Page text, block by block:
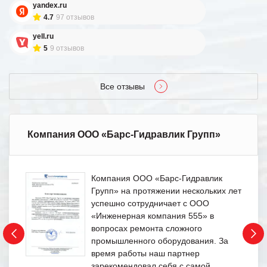
yandex.ru
4.7 97 отзывов
yell.ru
5 9 отзывов
Все отзывы
Компания ООО «Барс-Гидравлик Групп»
Компания ООО «Барс-Гидравлик
Групп» на протяжении нескольких лет
успешно сотрудничает с ООО
«Инженерная компания 555» в
вопросах ремонта сложного
промышленного оборудования. За
время работы наш партнер